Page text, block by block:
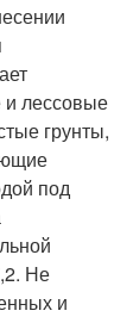
и лессовые
грунты,
под
Не
и